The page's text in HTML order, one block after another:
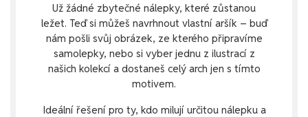
Už žádné zbytečné nálepky, které zůstanou
ležet. Teď si můžeš navrhnout vlastní aršík – buď
nám pošli svůj obrázek, ze kterého připravíme
samolepky, nebo si vyber jednu z ilustrací z
našich kolekcí a dostaneš celý arch jen s tímto
motivem.
Ideální řešení pro ty, kdo milují určitou nálepku a